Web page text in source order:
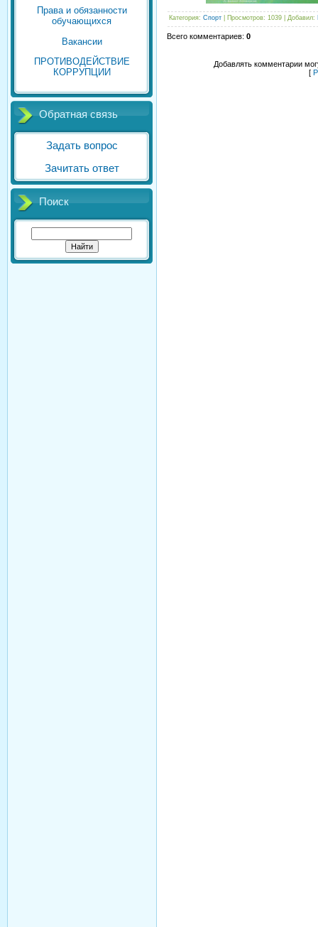
Права и обязанности
обучающихся
Вакансии
ПРОТИВОДЕЙСТВИЕ
КОРРУПЦИИ
Обратная связь
Задать вопрос
Зачитать ответ
Поиск
Категория: Спорт Просмотров: 1039 | Добавил:
Всего комментариев: 0
Добавлять комментарии
[